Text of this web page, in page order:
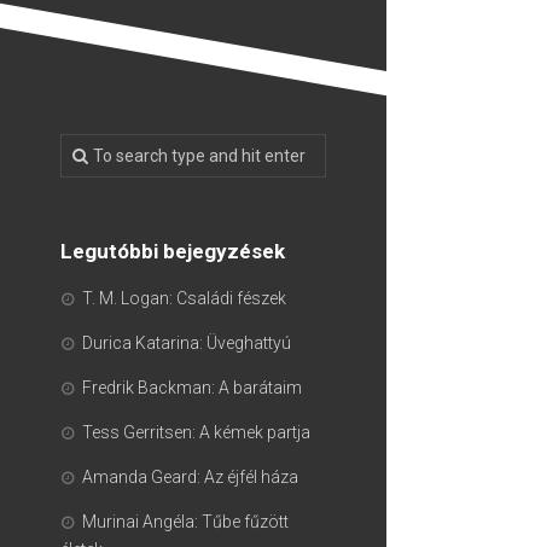
Legutóbbi bejegyzések
T. M. Logan: Családi fészek
Durica Katarina: Üveghattyú
Fredrik Backman: A barátaim
Tess Gerritsen: A kémek partja
Amanda Geard: Az éjfél háza
Murinai Angéla: Tűbe fűzött